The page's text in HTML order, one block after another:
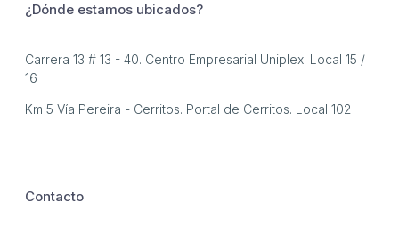
¿Dónde estamos ubicados?
Carrera 13 # 13 - 40. Centro Empresarial Uniplex. Local 15 /
16
Km 5 Vía Pereira - Cerritos. Portal de Cerritos. Local 102
Contacto